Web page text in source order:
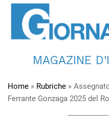
MAGAZINE
Home » Rubriche »
Ferrante Gonzaga 2025 del